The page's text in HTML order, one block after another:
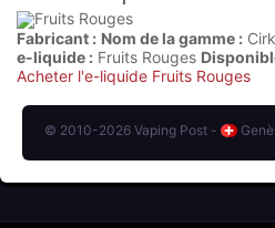
Fabricant : Nom de la gamme :
e-liquide : Fruits Rouges
Acheter l'e-liquide Fruits Rouges
© 2010-2026 Vaping Post -